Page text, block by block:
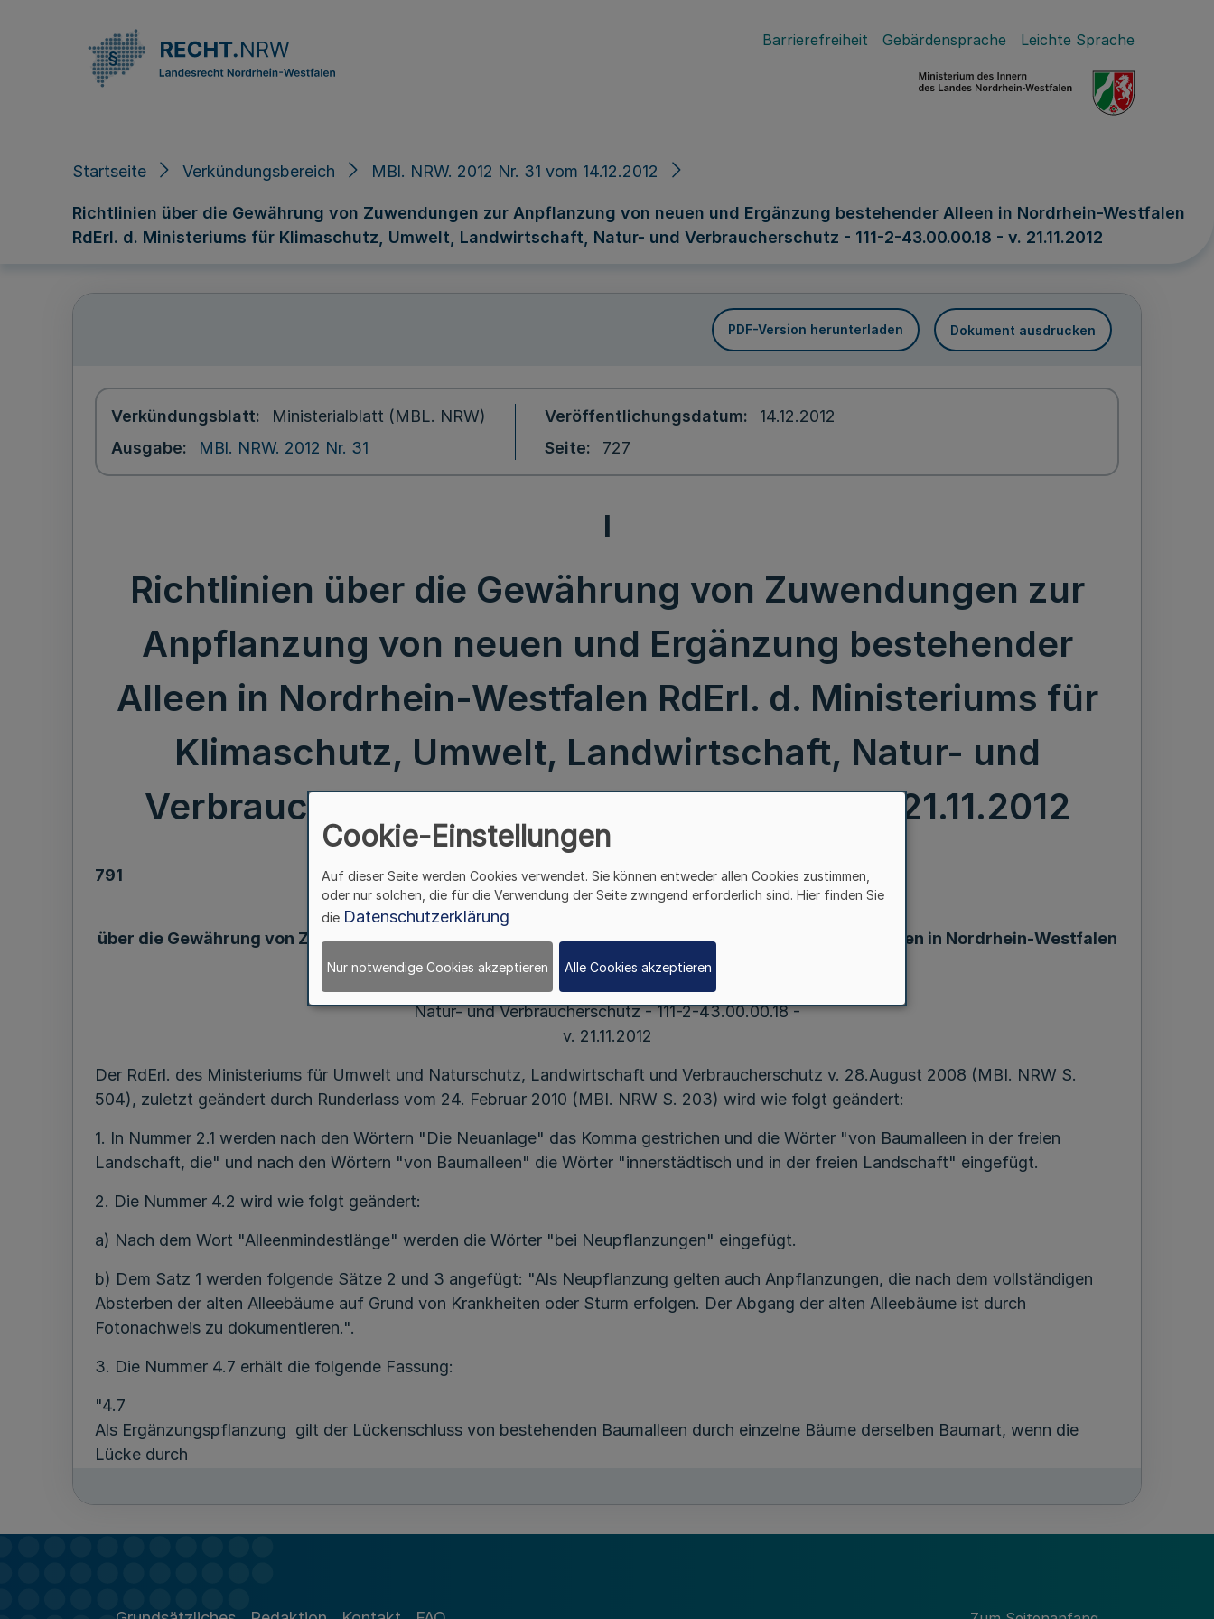
Barrierefreiheit Gebärdensprache Leichte Sprache
Startseite Verkündungsbereich MBl. NRW. 2012 Nr. 31 vom 14.12.2012
Richtlinien über die Gewährung von Zuwendungen zur Anpflanzung von neuen und Ergänzung bestehender Alleen in Nordrhein-Westfalen
RdErl. d. Ministeriums für Klimaschutz, Umwelt, Landwirtschaft, Natur- und Verbraucherschutz - 111-2-43.00.00.18 - v. 21.11.2012
PDF-Version herunterladen Dokument ausdrucken
Verkündungsblatt
Ministerialblatt (MBL. NRW)
Ausgabe
MBl. NRW. 2012 Nr. 31
Veröffentlichungsdatum
14.12.2012
Seite
727
I
Richtlinien über die Gewährung von Zuwendungen zur
Anpflanzung von neuen und Ergänzung bestehender
Alleen in Nordrhein-Westfalen RdErl. d. Ministeriums für
Klimaschutz, Umwelt, Landwirtschaft, Natur- und
Verbraucherschutz - 111-2-43.00.00.18 - v. 21.11.2012
791
über die Gewährung von Zuwendungen zur Anpflanzung von neuen und Ergänzung bestehender Alleen in Nordrhein-Westfalen
RdErl. d. Ministeriums für Klimaschutz, Umwelt, Landwirtschaft,
Natur- und Verbraucherschutz - 111-2-43.00.00.18 -
v. 21.11.2012
Der RdErl. des Ministeriums für Umwelt und Naturschutz, Landwirtschaft und Verbraucherschutz v. 28.August 2008 (MBI. NRW S.
504), zuletzt geändert durch Runderlass vom 24. Februar 2010 (MBI. NRW S. 203) wird wie folgt geändert:
1. In Nummer 2.1 werden nach den Wörtern "Die Neuanlage" das Komma gestrichen und die Wörter "von Baumalleen in der freien
Landschaft, die" und nach den Wörtern "von Baumalleen" die Wörter "innerstädtisch und in der freien Landschaft" eingefügt.
2. Die Nummer 4.2 wird wie folgt geändert:
a) Nach dem Wort "Alleenmindestlänge" werden die Wörter "bei Neupflanzungen" eingefügt.
b) Dem Satz 1 werden folgende Sätze 2 und 3 angefügt: "Als Neupflanzung gelten auch Anpflanzungen, die nach dem vollständigen
Absterben der alten Alleebäume auf Grund von Krankheiten oder Sturm erfolgen. Der Abgang der alten Alleebäume ist durch
Fotonachweis zu dokumentieren.".
3. Die Nummer 4.7 erhält die folgende Fassung:
"4.7
Als Ergänzungspflanzung gilt der Lückenschluss von bestehenden Baumalleen durch einzelne Bäume derselben Baumart, wenn die
Lücke durch
- das Absterben aufgrund erheblicher, sichtbarer Schäden am Stamm unmittelbar bevorsteht und alle Möglichkeiten zum Erhalt des
Cookie-Einstellungen
Auf dieser Seite werden Cookies verwendet. Sie können entweder allen Cookies zustimmen,
oder nur solchen, die für die Verwendung der Seite zwingend erforderlich sind. Hier finden Sie
die Datenschutzerklärung
Nur notwendige Cookies akzeptieren Alle Cookies akzeptieren